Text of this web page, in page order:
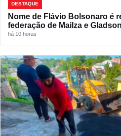
DESTAQUE
Nome de Flávio Bolsonaro é
federação de Mailza e Gladson
há 10 horas